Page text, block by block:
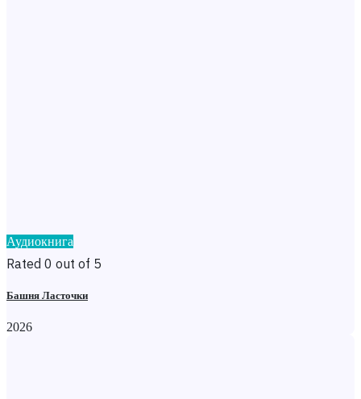
Аудиокнига
Rated 0 out of 5
Башня Ласточки
2026